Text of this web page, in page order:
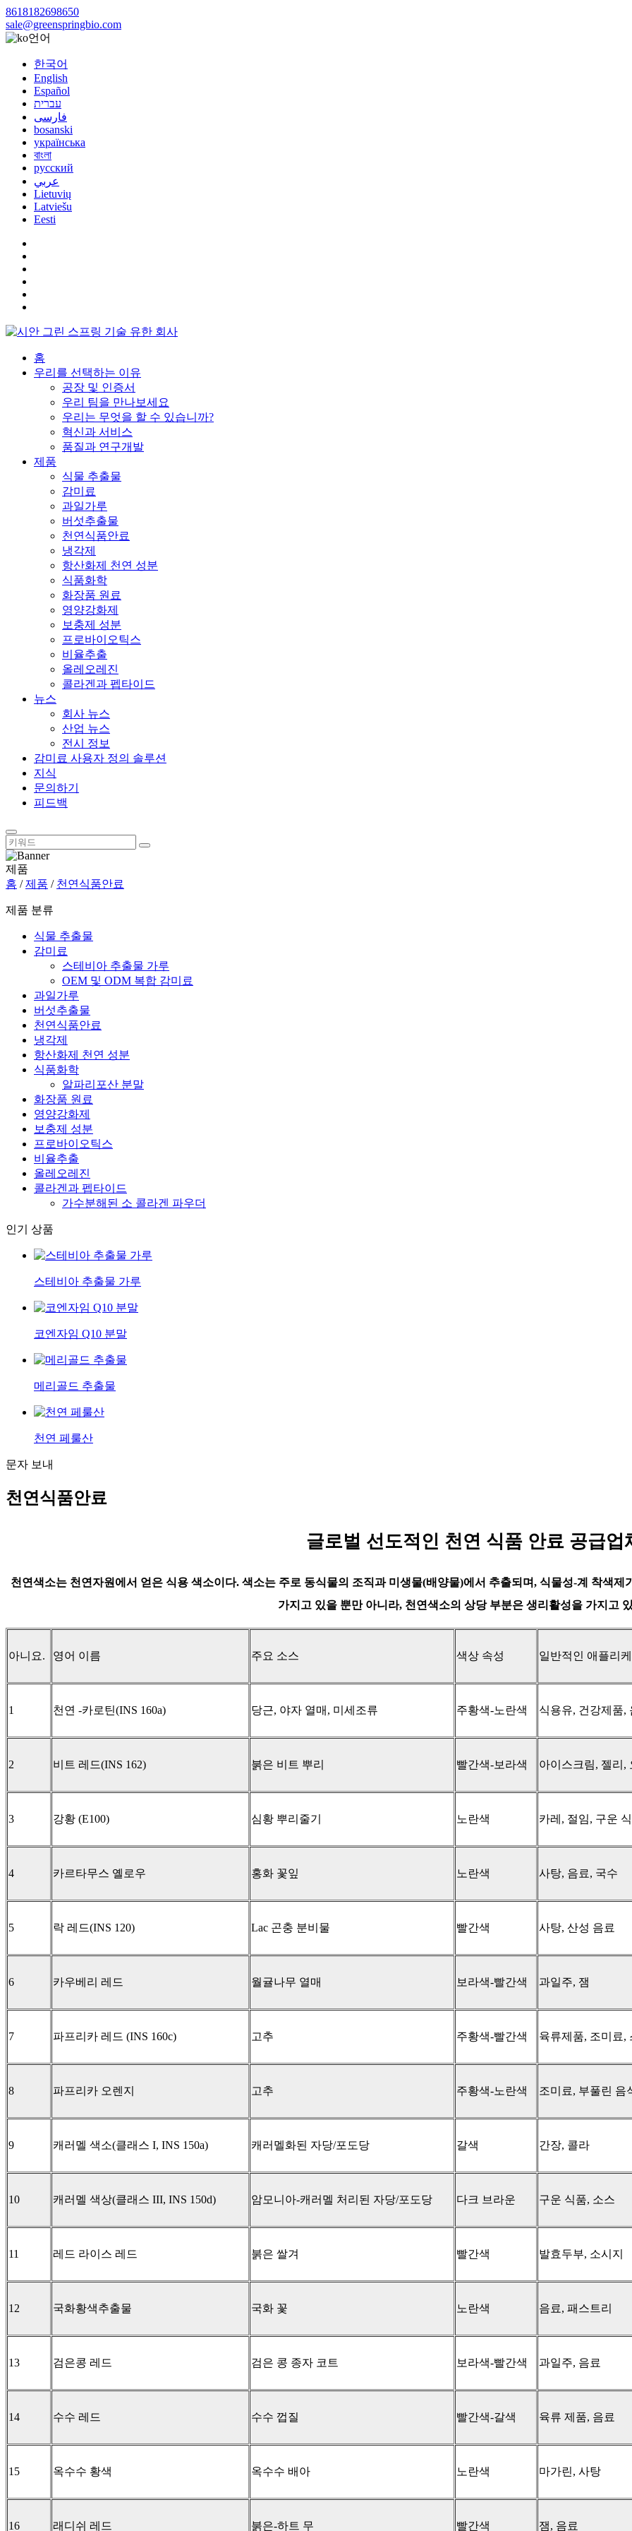
8618182698650
sale@greenspringbio.com
언어
한국어
English
Español
עברית
فارسی
bosanski
українська
বাংলা
русский
عربي
Lietuvių
Latviešu
Eesti
홈
우리를 선택하는 이유
공장 및 인증서
우리 팀을 만나보세요
우리는 무엇을 할 수 있습니까?
혁신과 서비스
품질과 연구개발
제품
식물 추출물
감미료
과일가루
버섯추출물
천연식품안료
냉각제
항산화제 천연 성분
식품화학
화장품 원료
영양강화제
보충제 성분
프로바이오틱스
비율추출
올레오레진
콜라겐과 펩타이드
뉴스
회사 뉴스
산업 뉴스
전시 정보
감미료 사용자 정의 솔루션
지식
문의하기
피드백
제품
홈 /제품 / 천연식품안료
제품 분류
식물 추출물
감미료
스테비아 추출물 가루
OEM 및 ODM 복합 감미료
과일가루
버섯추출물
천연식품안료
냉각제
항산화제 천연 성분
식품화학
알파리포산 분말
화장품 원료
영양강화제
보충제 성분
프로바이오틱스
비율추출
올레오레진
콜라겐과 펩타이드
가수분해된 소 콜라겐 파우더
인기 상품
스테비아 추출물 가루
코엔자임 Q10 분말
메리골드 추출물
천연 페룰산
문자 보내
천연식품안료
글로벌 선도적인 천연 식품 안료 공급업
천연색소는 천연자원에서 얻은 식용 색소이다. 색소는 주로 동식물의 조직과 미생물(배양물)에서 추출되며, 식물성-계 착색
가지고 있을 뿐만 아니라, 천연색소의 상당 부분은 생리활성을 가지고
아니요.​​ ​영어 이름​ ​주요 소스​ ​색상 속성​ 일반적인 애플리
1 천연 -카로틴(INS 160a) 당근, 야자 열매, 미세조류 주황색-노란색 식용유, 건강제품,
2 비트 레드(INS 162) 붉은 비트 뿌리 빨간색-보라색 아이스크림, 젤리,
3 강황 (E100) 심황 뿌리줄기 노란색 카레, 절임, 구운
4 카르타무스 옐로우 홍화 꽃잎 노란색 사탕, 음료, 국수
5 락 레드(INS 120) Lac 곤충 분비물 빨간색 사탕, 산성 음료
6 카우베리 레드 월귤나무 열매 보라색-빨간색 과일주, 잼
7 파프리카 레드 (INS 160c) 고추 주황색-빨간색 육류제품, 조미료,
8 파프리카 오렌지 고추 주황색-노란색 조미료, 부풀린 음
9 캐러멜 색소(클래스 I, INS 150a) 캐러멜화된 자당/포도당 갈색 간장, 콜라
10 캐러멜 색상(클래스 III, INS 150d) 암모니아-캐러멜 처리된 자당/포도당 다크 브라운 구운 식품, 소스
11 레드 라이스 레드 붉은 쌀겨 빨간색 발효두부, 소시지
12 국화황색추출물 국화 꽃 노란색 음료, 패스트리
13 검은콩 레드 검은 콩 종자 코트 보라색-빨간색 과일주, 음료
14 수수 레드 수수 껍질 빨간색-갈색 육류 제품, 음료
15 옥수수 황색 옥수수 배아 노란색 마가린, 사탕
16 래디쉬 레드 붉은-하트 무 빨간색 잼, 음료